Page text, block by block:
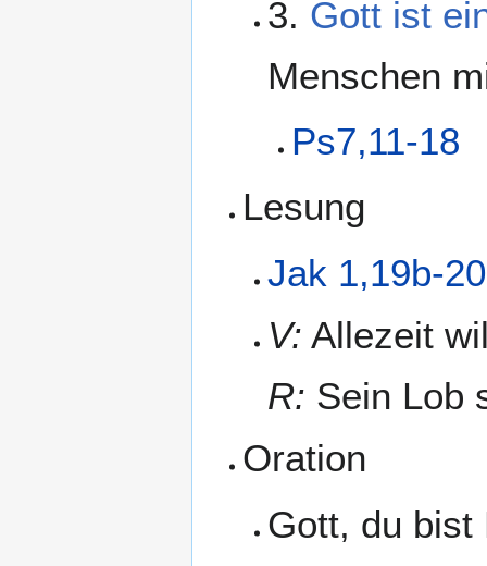
3. Gott ist
Menschen
Ps7,11-18
Lesung
Jak 1,19b-
V: Allezeit
R: Sein Lob
Oration
Gott, du bist